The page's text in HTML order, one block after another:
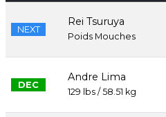
NEXT
Rei Tsuruya
Poids Mouches
DEC
Andre Lima
129 lbs / 58.51 kg